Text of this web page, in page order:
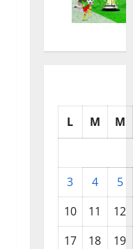
L M M
3 4
5
10
11
12
17
18
19